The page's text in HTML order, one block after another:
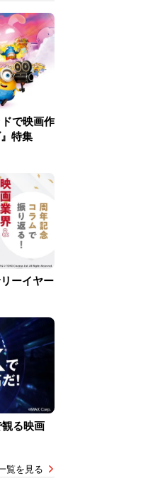
で映画作
特集
ーイヤー
る映画
覧を見る